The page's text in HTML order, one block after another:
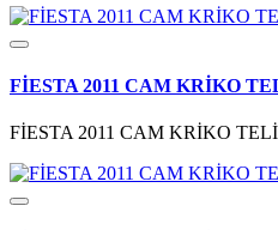
FİESTA 2011 CAM KRİKO
FİESTA 2011 CAM KRİKO